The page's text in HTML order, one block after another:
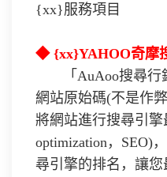
{xx}服務項目
◆ {xx}YAHOO奇摩
「AuAoo搜尋行
網站原始碼(不是作
將網站進行搜尋引擎
optimization，SEO)
尋引擎的排名，讓